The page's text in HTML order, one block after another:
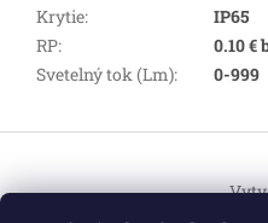
Krytie:
IP65
RP:
0.10 €
Svetelný tok (Lm): 0-999
p